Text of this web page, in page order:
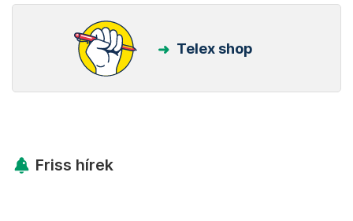
Telex shop
Friss hírek